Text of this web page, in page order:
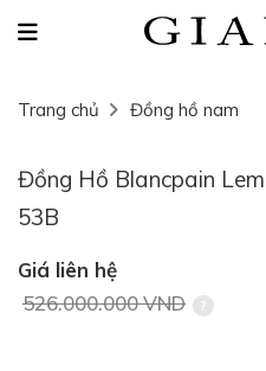
Trang chủ Đồng hồ nam
Đồng Hồ Blancpain
53B
Giá liên hệ
526.000.000 VND